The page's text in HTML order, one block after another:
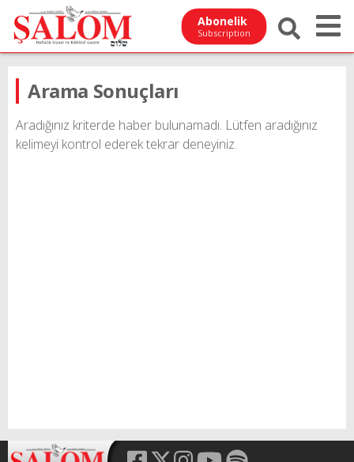
Abonelik
Subscription
Arama Sonuçları
Aradığınız kriterde haber bulunamadı. Lütfen aradığınız
kelimeyi kontrol ederek tekrar deneyiniz.